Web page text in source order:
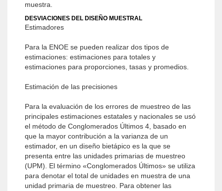
muestra.
DESVIACIONES DEL DISEÑO MUESTRAL
Estimadores
Para la ENOE se pueden realizar dos tipos de
estimaciones: estimaciones para totales y
estimaciones para proporciones, tasas y promedios.
Estimación de las precisiones
Para la evaluación de los errores de muestreo de las
principales estimaciones estatales y nacionales se usó
el método de Conglomerados Últimos 4, basado en
que la mayor contribución a la varianza de un
estimador, en un diseño bietápico es la que se
presenta entre las unidades primarias de muestreo
(UPM). El término «Conglomerados Últimos» se utiliza
para denotar el total de unidades en muestra de una
unidad primaria de muestreo. Para obtener las